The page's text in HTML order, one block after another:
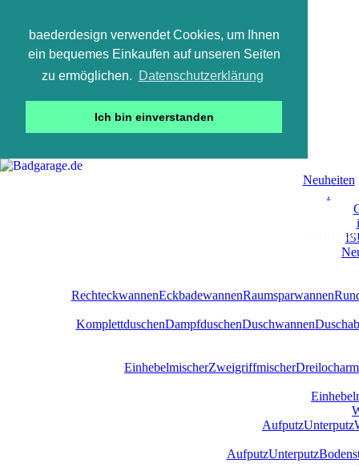
baederdesign verwendet Cookies, um Ihnen
ein bequemes Einkaufen auf unseren Seiten
zu ermöglichen.
Datenschutzerklärung
Ich bin einverstanden
05665
Neuheiten
.
RechteckwannenEckbadewannenRaumsparwannen
KomplettduschenDampfduschenDuschwannen
EinhebelmischerZweigriffmischer
AufputzUnterputz
AufputzUnterputz